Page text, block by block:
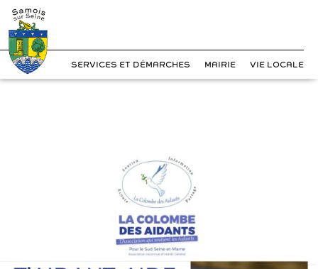
?>
Skip
to
content
SERVICES ET DÉMARCHES MAIRIE VIE LOCALE
Cookies management panel